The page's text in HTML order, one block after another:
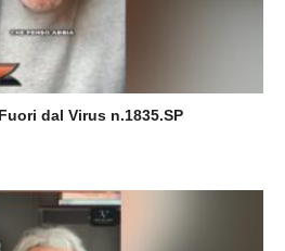
dal Virus n.1835.SP